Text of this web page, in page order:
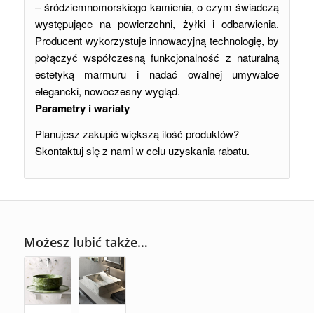
– śródziemnomorskiego kamienia, o czym świadczą
występujące na powierzchni, żyłki i odbarwienia.
Producent wykorzystuje innowacyjną technologię, by
połączyć współczesną funkcjonalność z naturalną
estetyką marmuru i nadać owalnej umywalce
elegancki, nowoczesny wygląd.
Parametry i wariaty
Planujesz zakupić większą ilość produktów?
Skontaktuj się z nami w celu uzyskania rabatu.
Możesz lubić także…